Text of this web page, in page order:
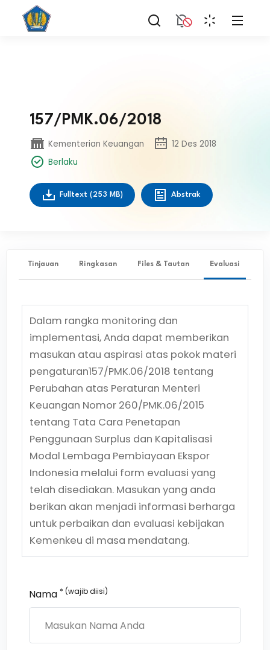
157/PMK.06/2018
Kementerian Keuangan
12 Des 2018
Berlaku
Fulltext (253 MB) Abstrak
Tinjauan Ringkasan Files & Tautan Evaluasi
Dalam rangka monitoring dan
implementasi, Anda dapat memberikan
masukan atau aspirasi atas pokok materi
pengaturan157/PMK.06/2018 tentang
Perubahan atas Peraturan Menteri
Keuangan Nomor 260/PMK.06/2015
tentang Tata Cara Penetapan
Penggunaan Surplus dan Kapitalisasi
Modal Lembaga Pembiayaan Ekspor
Indonesia melalui form evaluasi yang
telah disediakan. Masukan yang anda
berikan akan menjadi informasi berharga
untuk perbaikan dan evaluasi kebijakan
Kemenkeu di masa mendatang.
Nama * (wajib diisi)